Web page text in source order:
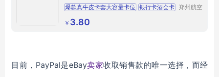
爆款真牛皮卡套大容量卡位 银行卡酒会卡
卡包礼品促销印LOGO
郑州航空
￥ 3.80
目前， PayPal是eBay卖家收取销售款的唯一选择， 而经